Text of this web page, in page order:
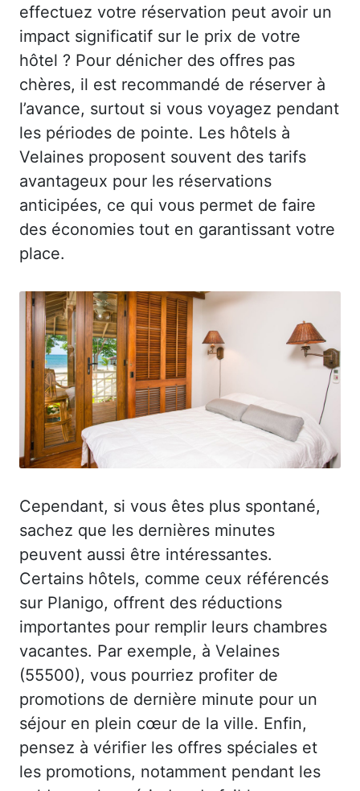
effectuez votre réservation peut avoir un
impact significatif sur le prix de votre
hôtel ? Pour dénicher des offres pas
chères, il est recommandé de réserver à
l’avance, surtout si vous voyagez pendant
les périodes de pointe. Les hôtels à
Velaines proposent souvent des tarifs
avantageux pour les réservations
anticipées, ce qui vous permet de faire
des économies tout en garantissant votre
place.
Cependant, si vous êtes plus spontané,
sachez que les dernières minutes
peuvent aussi être intéressantes.
Certains hôtels, comme ceux référencés
sur Planigo, offrent des réductions
importantes pour remplir leurs chambres
vacantes. Par exemple, à Velaines
(55500), vous pourriez profiter de
promotions de dernière minute pour un
séjour en plein cœur de la ville. Enfin,
pensez à vérifier les offres spéciales et
les promotions, notamment pendant les